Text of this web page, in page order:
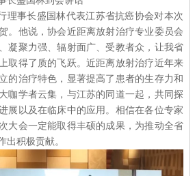
事长盛国林代表江苏省抗癌协会对本次
。他说，协会近距离放射治疗专业委员会
凝聚力强、辐射面广、受教者众，让我省
取得了质的飞跃。近距离放射治疗近年来
的治疗特色，显著提高了患者的生存力和
咖学者云集，与江苏的同道一起，共同探
展以及在临床中的应用。相信在各位专家
大会一定能取得丰硕的成果，为推动全省
出积极贡献。